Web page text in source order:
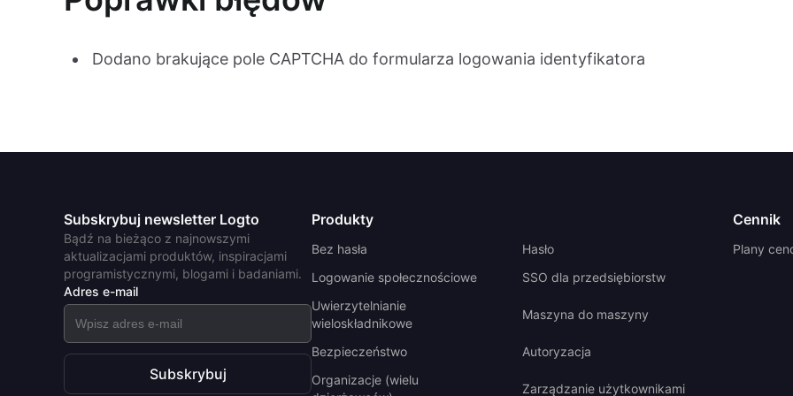
Dodano brakujące pole CAPTCHA do formularza logowania identyfikatora
Subskrybuj newsletter Logto
Bądź na bieżąco z najnowszymi
aktualizacjami produktów, inspiracjami
programistycznymi, blogami i badaniami.
Adres e-mail
Subskrybuj
Produkty
Bez hasła
Hasło
Logowanie społecznościowe
SSO dla przedsiębiorstw
Uwierzytelnianie
wieloskładnikowe
Maszyna do maszyny
Bezpieczeństwo
Autoryzacja
Organizacje (wielu
Zarządzanie użytkownikami
Cennik
Plany